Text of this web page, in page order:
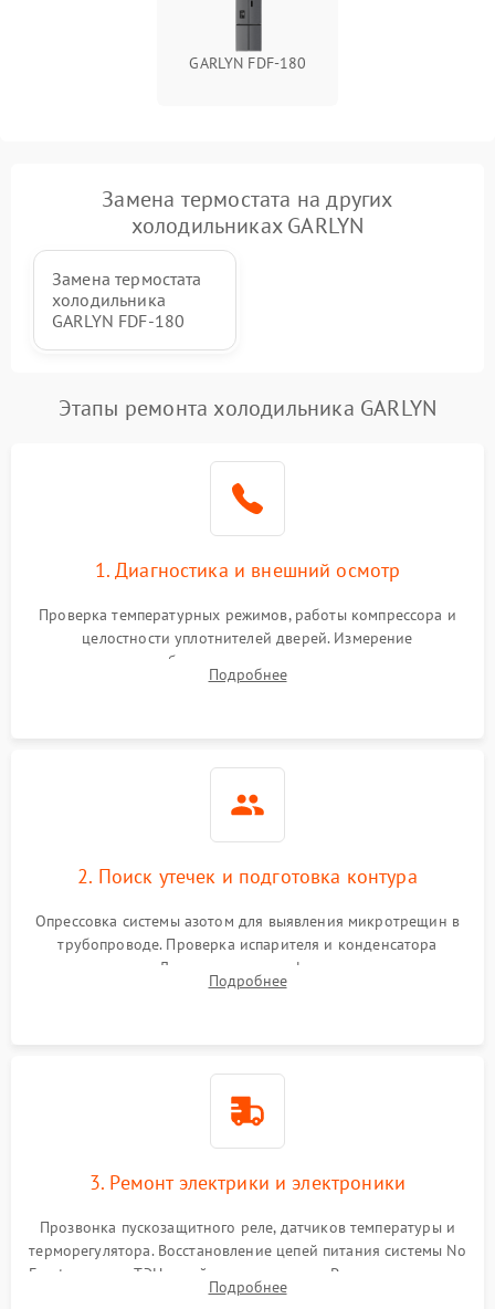
GARLYN FDF-180
Замена термостата на других
холодильниках GARLYN
Замена термостата
холодильника
GARLYN FDF-180
Этапы ремонта холодильника GARLYN
1. Диагностика и внешний осмотр
Проверка температурных режимов, работы компрессора и
целостности уплотнителей дверей. Измерение
сопротивления обмоток мотора, проверка термостата и
считывание кодов ошибок с электронного дисплея.
Подробнее
2. Поиск утечек и подготовка контура
Опрессовка системы азотом для выявления микротрещин в
трубопроводе. Проверка испарителя и конденсатора
течеискателем. Демонтаж старого фильтра-осушителя и
продувка капиллярной трубки для устранения засоров.
Подробнее
3. Ремонт электрики и электроники
Прозвонка пускозащитного реле, датчиков температуры и
терморегулятора. Восстановление цепей питания системы No
Frost, включая ТЭН оттайки и вентилятор. Ремонт или замена
платы управления при сбоях алгоритмов.
Подробнее